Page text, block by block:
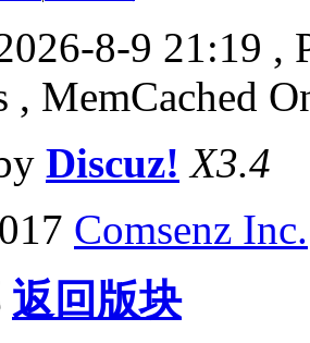
8-9 21:19 ,
, MemCached
Discuz! X3.4
Comsenz Inc.
返回版块